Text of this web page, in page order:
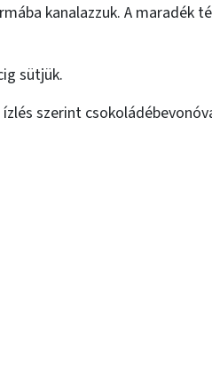
kanalazzuk. A maradék
sütjük.
szerint